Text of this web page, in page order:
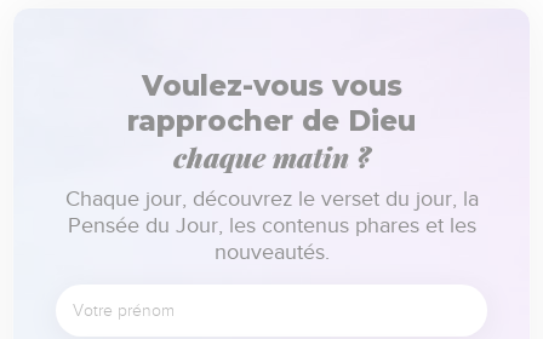
Voulez-vous vous
rapprocher de Dieu
chaque matin ?
Chaque jour, découvrez le verset du jour, la
Pensée du Jour, les contenus phares et les
nouveautés.